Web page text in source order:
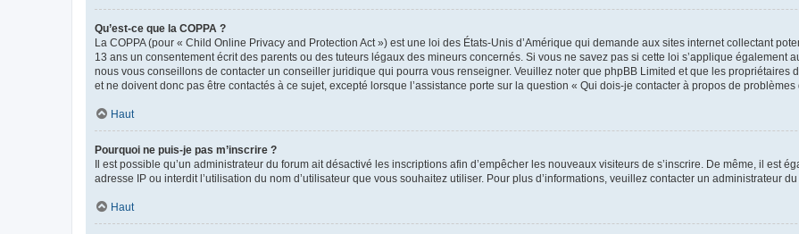
Qu’est-ce que la COPPA ?
La COPPA (pour « Child Online Privacy and Protection Act ») est une loi des États-Unis d’Amérique qui demande aux sites internet collectant
13 ans un consentement écrit des parents ou des tuteurs légaux des mineurs concernés. Si vous ne savez pas si cette loi s’applique également
nous vous conseillons de contacter un conseiller juridique qui pourra vous renseigner. Veuillez noter que phpBB Limited et que les propriétaires
et ne doivent donc pas être contactés à ce sujet, excepté lorsque l’assistance porte sur la question « Qui dois-je contacter à propos de problèmes
Haut
Pourquoi ne puis-je pas m’inscrire ?
Il est possible qu’un administrateur du forum ait désactivé les inscriptions afin d’empêcher les nouveaux visiteurs de s’inscrire. De même, il est
adresse IP ou interdit l’utilisation du nom d’utilisateur que vous souhaitez utiliser. Pour plus d’informations, veuillez contacter un administrateur du
Haut